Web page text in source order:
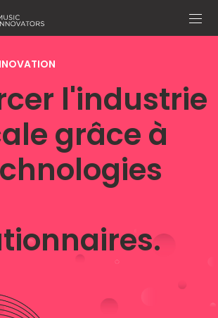
l'industrie
grâce à